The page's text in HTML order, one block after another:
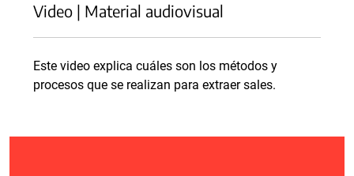
Video | Material audiovisual
Este video explica cuáles son los métodos y
procesos que se realizan para extraer sales.